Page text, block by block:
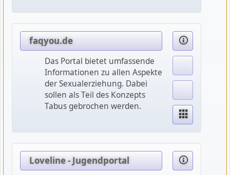
faqyou.de
Das Portal bietet umfassende
Informationen zu allen Aspekte
der Sexualerziehung. Dabei
sollen als Teil des Konzepts
Tabus gebrochen werden.
Loveline - Jugendportal